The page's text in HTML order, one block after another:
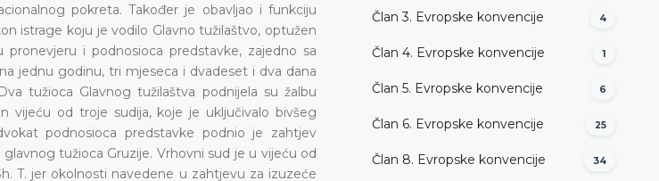
pokreta. Također je obavljao i funkciju
istrage koju je vodilo Glavno tužilaštvo, optužen
i podnosioca predstavke, zajedno sa
jednu godinu, tri mjeseca i dvadeset i dva dana
tužioca Glavnog tužilaštva podnijela su žalbu
vijeću od troje sudija, koje je uključivalo bivšeg
podnosioca predstavke podnio je zahtjev
tužioca Gruzije. Vrhovni sud je u vijeću od
T. jer okolnosti navedene u zahtjevu za izuzeće
Član 3. Evropske konvencije 4
Član 4. Evropske konvencije 1
Član 5. Evropske konvencije 6
Član 6. Evropske konvencije 25
Član 8. Evropske konvencije 34